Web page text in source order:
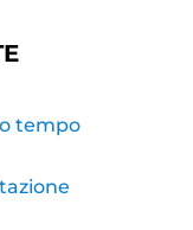
tempo